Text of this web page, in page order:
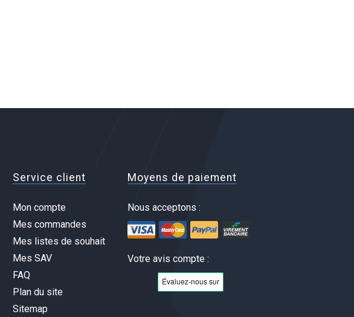
Service client
Mon compte
Mes commandes
Mes listes de souhait
Mes SAV
FAQ
Plan du site
Sitemap
Moyens de paiement
Nous acceptons :
Votre avis compte :